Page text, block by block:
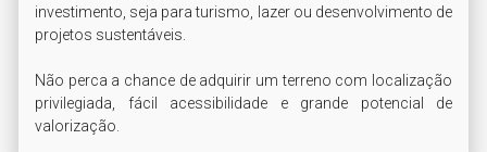
investimento, seja para turismo, lazer ou desenvolvimento de
projetos sustentáveis.
Não perca a chance de adquirir um terreno com localização
privilegiada, fácil acessibilidade e grande potencial de
valorização.